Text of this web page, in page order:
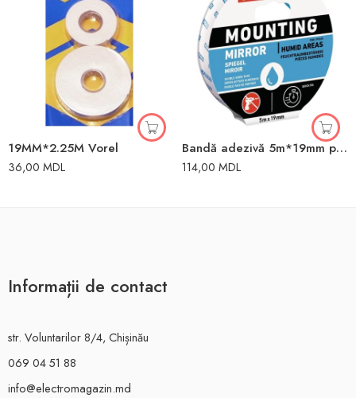
19MM*2.25M Vorel
36,00 MDL
Bandă adezivă 5m*19mm pentru geamuri
114,00 MDL
Informații de contact
str. Voluntarilor 8/4, Chișinău
069 04 51 88
info@electromagazin.md